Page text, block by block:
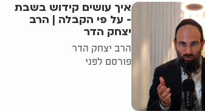
איך עושים קידוש בשבת
- על פי הקבלה | הרב
יצחק הדר
הרב יצחק הדר
פורסם לפני